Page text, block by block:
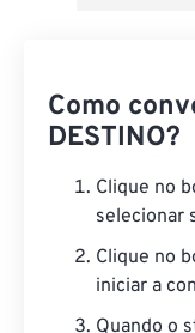
Como
DESTINO?
Clique no
selecionar
Clique no
iniciar a
Quando o